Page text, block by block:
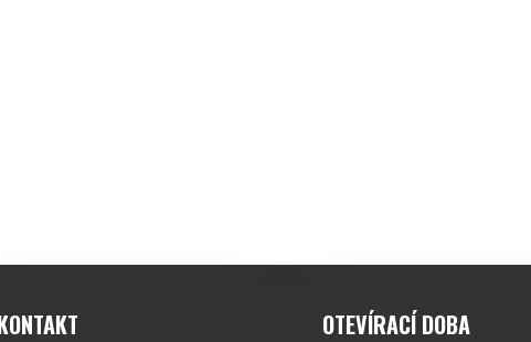
OTEVÍRACÍ DOBA